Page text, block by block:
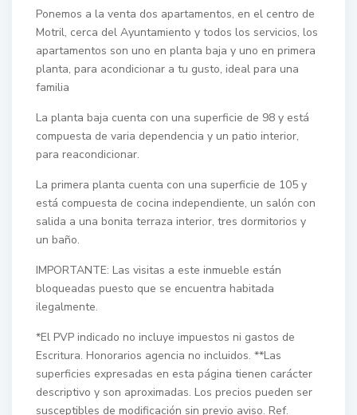
Ponemos a la venta dos apartamentos, en el centro de
Motril, cerca del Ayuntamiento y todos los servicios, los
apartamentos son uno en planta baja y uno en primera
planta, para acondicionar a tu gusto, ideal para una
familia
La planta baja cuenta con una superficie de 98 y está
compuesta de varia dependencia y un patio interior,
para reacondicionar.
La primera planta cuenta con una superficie de 105 y
está compuesta de cocina independiente, un salón con
salida a una bonita terraza interior, tres dormitorios y
un baño.
IMPORTANTE: Las visitas a este inmueble están
bloqueadas puesto que se encuentra habitada
ilegalmente.
*El PVP indicado no incluye impuestos ni gastos de
Escritura. Honorarios agencia no incluidos. **Las
superficies expresadas en esta página tienen carácter
descriptivo y son aproximadas. Los precios pueden ser
susceptibles de modificación sin previo aviso. Ref.